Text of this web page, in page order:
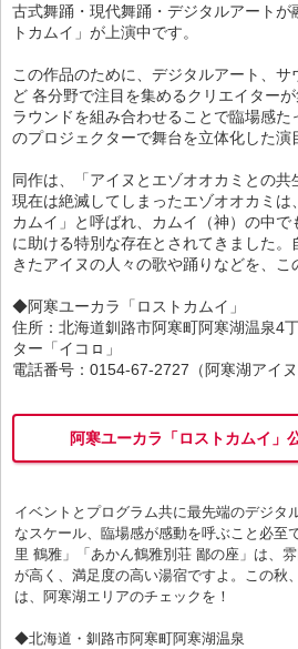
古式舞踊・現代舞踊・デジタルアートが
トカムイ」が上演中です。
この作品のために、デジタルアート、
ど 各分野で注目を集めるクリエイター
ラウンドを組み合わせることで臨場感
のプロジェクターで舞台を立体化した演
同作は、「アイヌとエゾオオカミとの共
現在は絶滅してしまったエゾオオカミは
カムイ」と呼ばれ、カムイ（神）の中
に助ける特別な存在とされてきました
きたアイヌの人々の歌や踊りなどを、こ
◆阿寒ユーカラ「ロストカムイ」
住所：北海道釧路市阿寒町阿寒湖温泉4
ター「イコㇿ」
電話番号：0154-67-2727（阿寒湖アイヌ
阿寒ユーカラ「ロストカムイ」
イベントとプログラム共に最先端のデジタ
なスケール、臨場感が感動を呼ぶこと必至
里 鶴雅」「あかん鶴雅別荘 鄙の座」は、
が高く、満足度の高い湯宿ですよ。この秋
は、阿寒湖エリアのチェックを！
◆北海道・釧路市阿寒町阿寒湖温泉